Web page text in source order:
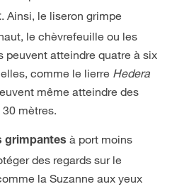
. Ainsi, le liseron grimpe
le chèvrefeuille ou les
peuvent atteindre quatre à six
comme le lierre Hedera
même atteindre des
mètres.
grimpantes à port moins
des regards sur le
la Suzanne aux yeux